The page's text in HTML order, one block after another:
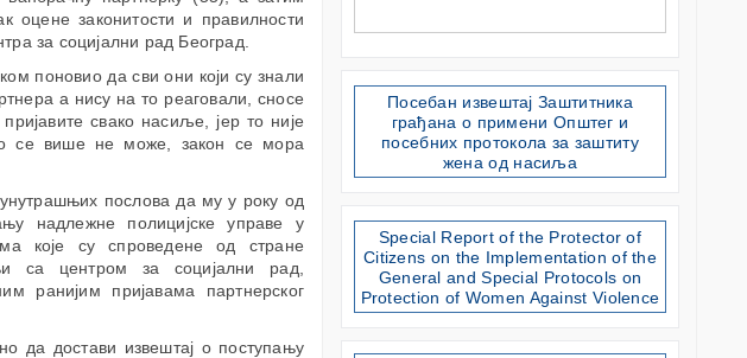
оцене законитости и правилности
за социјални рад Београд.
поновио да сви они који су знали
а нису на то реаговали, сносе
свако насиље, јер то није
се више не може, закон се мора
послова да му у року од
надлежне полицијске управе у
које су спроведене од стране
са центром за социјални рад,
ранијим пријавама партнерског
да достави извештај о поступању
Посебан извештај Заштитника
грађана о примени Општег и
посебних протокола за заштиту
жена од насиља
Special Report of the Protector of
Citizens on the Implementation of the
General and Special Protocols on
Protection of Women Against Violence